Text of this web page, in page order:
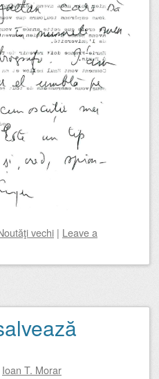
vechi | Leave a
Ioan T. Morar